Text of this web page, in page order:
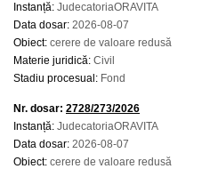
Instanță: JudecatoriaORAVITA
Data dosar: 2026-08-07
Obiect: cerere de valoare redusă
Materie juridică: Civil
Stadiu procesual: Fond
Nr. dosar: 2728/273/2026
Instanță: JudecatoriaORAVITA
Data dosar: 2026-08-07
Obiect: cerere de valoare redusă